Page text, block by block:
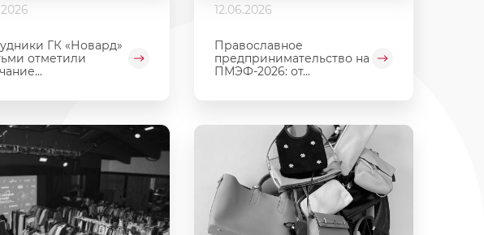
ГК «Новард»
отметили
12.06.2026
Православное
предпринимательство на
ПМЭФ-2026: от...